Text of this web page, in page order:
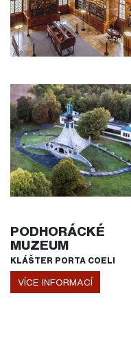
PODHORÁCKÉ
MUZEUM
KLÁŠTER PORTA COELI
VÍCE INFORMACÍ